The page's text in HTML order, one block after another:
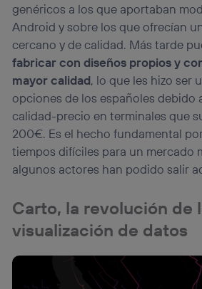
genéricos a los que aportaban
Android y sobre los que ofrecían
cercano y de calidad. Más tarde
fabricar con diseños propios y
mayor calidad, lo que les hizo ser
opciones de los españoles debido
calidad-precio en terminales que
200€. Es el hecho fundamental
tiempos difíciles para un mercado
algunos actores han podido salir
Carto, la revolución de
visualización de datos